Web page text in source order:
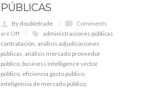
PÚBLICAS
By doubletrade
Comments
are Off
administraciones públicas
contratación, análisis adjudicaciones
públicas, análisis mercado proveedor
público, business intelligence sector
público, eficiencia gasto público,
inteligencia de mercado público,